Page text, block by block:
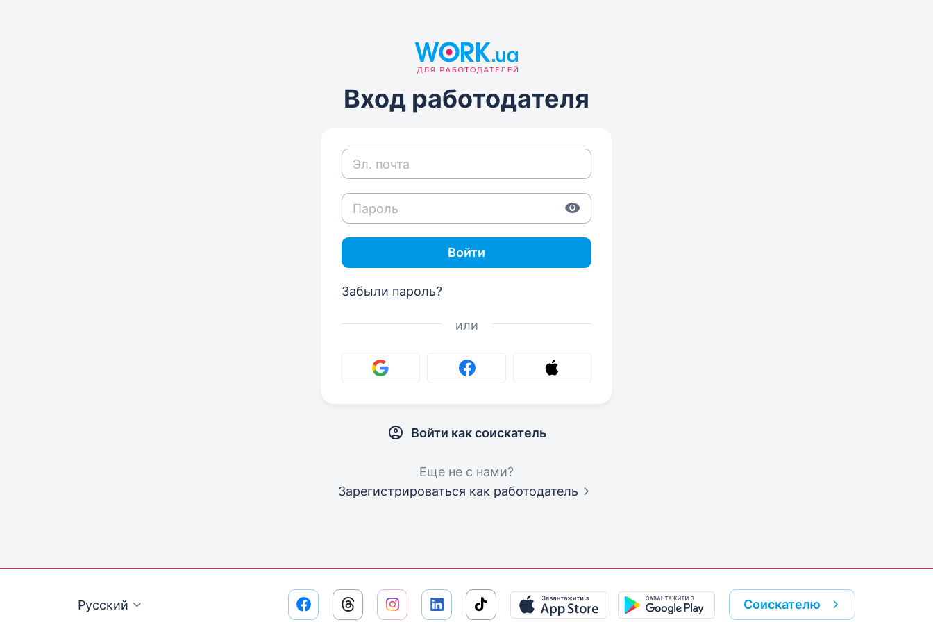
Вход работодателя
Войти
Забыли пароль?
или
Войти как соискатель
Еще не с нами?
Зарегистрироваться как работодатель
Русский Соискателю